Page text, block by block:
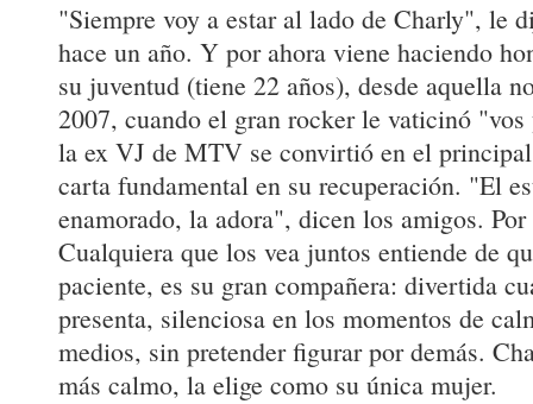
"Siempre voy a estar al lado de Charly", le
hace un año. Y por ahora viene haciendo
su juventud (tiene 22 años), desde aquella
2007, cuando el gran rocker le vaticinó
la ex VJ de MTV se convirtió en el
carta fundamental en su recuperación. "El
enamorado, la adora", dicen los amigos.
Cualquiera que los vea juntos entiende de
paciente, es su gran compañera: divertida
presenta, silenciosa en los momentos de
medios, sin pretender figurar por demás.
más calmo, la elige como su única mujer.